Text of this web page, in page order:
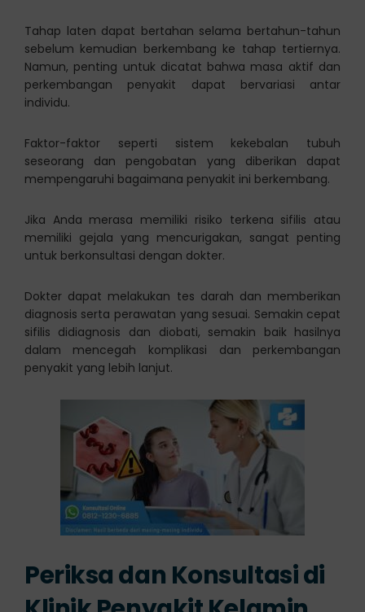
Tahap laten dapat bertahan selama bertahun-tahun
sebelum kemudian berkembang ke tahap tertiernya.
Namun, penting untuk dicatat bahwa masa aktif dan
perkembangan penyakit dapat bervariasi antar
individu.
Faktor-faktor seperti sistem kekebalan tubuh
seseorang dan pengobatan yang diberikan dapat
mempengaruhi bagaimana penyakit ini berkembang.
Jika Anda merasa memiliki risiko terkena sifilis atau
memiliki gejala yang mencurigakan, sangat penting
untuk berkonsultasi dengan dokter.
Dokter dapat melakukan tes darah dan memberikan
diagnosis serta perawatan yang sesuai. Semakin cepat
sifilis didiagnosis dan diobati, semakin baik hasilnya
dalam mencegah komplikasi dan perkembangan
penyakit yang lebih lanjut.
Periksa dan Konsultasi di